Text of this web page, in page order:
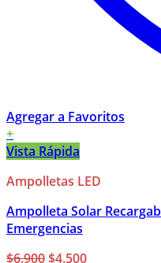
Agregar a Favoritos
+
Vista Rápida
Ampolletas LED
Ampolleta Solar
Emergencias
$6.900El
$4.500El